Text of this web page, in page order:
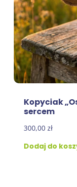
Kopyciak
sercem
300,00 zł
Dodaj do